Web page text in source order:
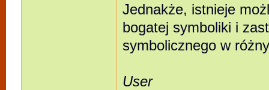
Jednakże, istnieje
bogatej symboliki i
symbolicznego w
User